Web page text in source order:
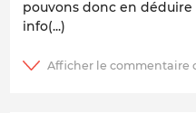
pouvons donc en
info(...)